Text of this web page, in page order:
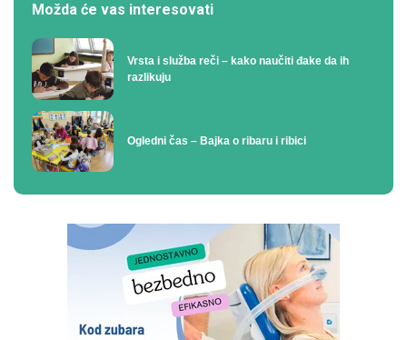
Možda će vas interesovati
Vrsta i služba reči – kako naučiti đake da ih
razlikuju
Ogledni čas – Bajka o ribaru i ribici